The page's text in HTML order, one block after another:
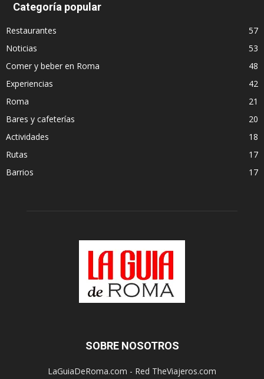
Categoría popular
Restaurantes
57
Noticias
53
Comer y beber en Roma
48
Experiencias
42
Roma
21
Bares y cafeterías
20
Actividades
18
Rutas
17
Barrios
17
SOBRE NOSOTROS
LaGuiaDeRoma.com - Red TheViajeros.com